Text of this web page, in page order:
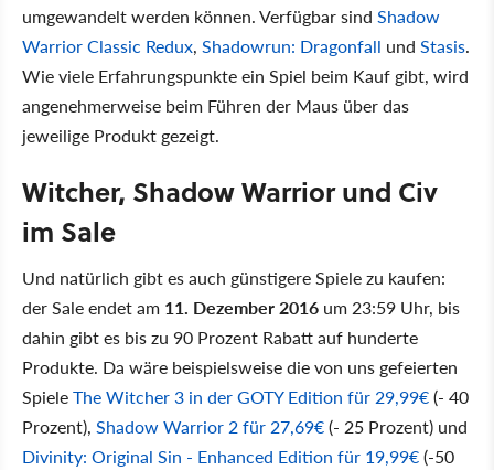
umgewandelt werden können. Verfügbar sind Shadow
Warrior Classic Redux, Shadowrun: Dragonfall und Stasis.
Wie viele Erfahrungspunkte ein Spiel beim Kauf gibt, wird
angenehmerweise beim Führen der Maus über das
jeweilige Produkt gezeigt.
Witcher, Shadow Warrior und Civ
im Sale
Und natürlich gibt es auch günstigere Spiele zu kaufen:
der Sale endet am 11. Dezember 2016 um 23:59 Uhr, bis
dahin gibt es bis zu 90 Prozent Rabatt auf hunderte
Produkte. Da wäre beispielsweise die von uns gefeierten
SpieleThe Witcher 3 in der GOTY Edition für 29,99€(- 40
Prozent), Shadow Warrior 2 für 27,69€(- 25 Prozent) und
Divinity: Original Sin - Enhanced Edition für 19,99€(-50